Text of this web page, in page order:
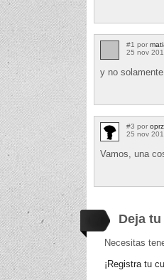
#1 por
25 nov
y no
#3 por oprz
25 nov
Vamos, una
Deja
Necesitas
¡Registra tu